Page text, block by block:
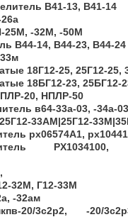
В41-13, В41-14
-32М, -50М
В44-14, В44-23, В44-24
18Г12-25, 25Г12-25,
18БГ12-23, 25БГ12-
20, НПЛР-50
в64-33а-03, -34а-03
33АМ|25Г12-
рх06574А1,
PX1034100,
32М, Г12-33М
-32ам
20/3с2р2, -20/